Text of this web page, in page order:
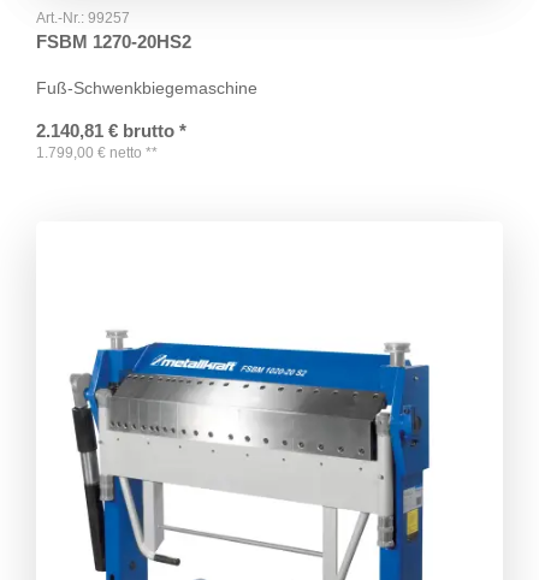
Art.-Nr.: 99257
FSBM 1270-20HS2
Fuß-Schwenkbiegemaschine
2.140,81 € brutto *
1.799,00 € netto **